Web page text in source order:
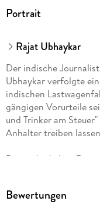
Portrait
Rajat Ubhaykar
Der indische
Ubhaykar verfolgte
indischen
gängigen Vorurteile
und Trinker am
Anhalter treiben
Die spektakuläre
Bewertungen